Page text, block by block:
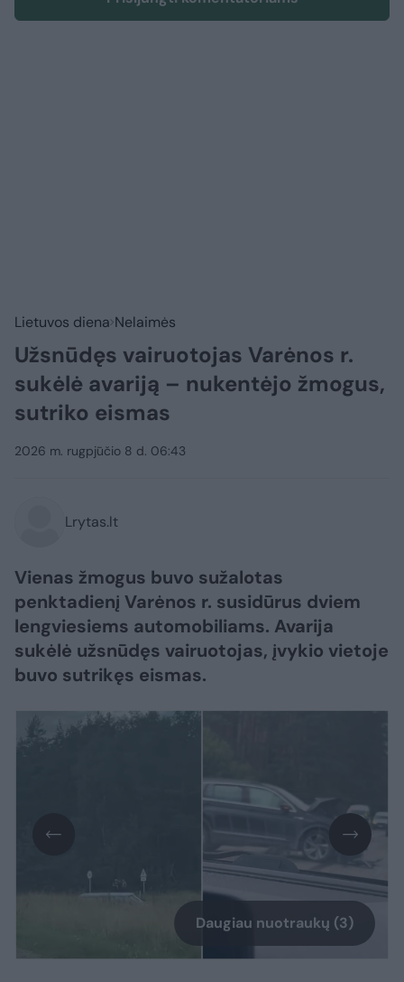
Lietuvos diena Nelaimės
Užsnūdęs vairuotojas Varėnos r.
sukėlė avariją – nukentėjo žmogus,
sutriko eismas
2026 m. rugpjūčio 8 d. 06:43
Lrytas.lt
Vienas žmogus buvo sužalotas
penktadienį Varėnos r. susidūrus dviem
lengviesiems automobiliams. Avarija
sukėlė užsnūdęs vairuotojas, įvykio vietoje
buvo sutrikęs eismas.
Daugiau nuotraukų (3)